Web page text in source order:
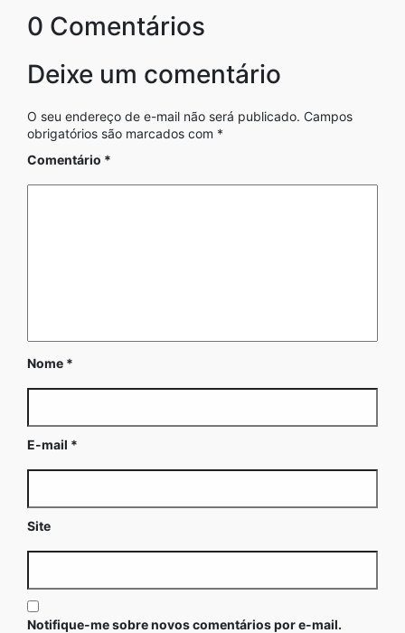
0 Comentários
Deixe um comentário
O seu endereço de e-mail não será publicado. Campos
obrigatórios são marcados com *
Comentário *
Nome *
E-mail *
Site
Notifique-me sobre novos comentários por e-mail.